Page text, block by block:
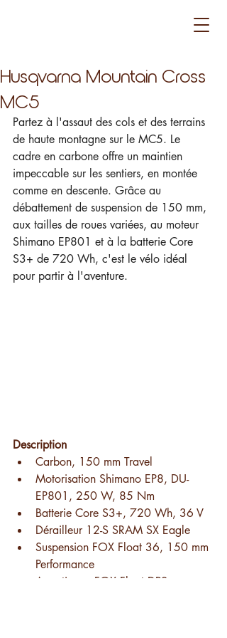
Husqvarna Mountain Cross
MC5
Partez à l'assaut des cols et des terrains
de haute montagne sur le MC5. Le
cadre en carbone offre un maintien
impeccable sur les sentiers, en montée
comme en descente. Grâce au
débattement de suspension de 150 mm,
aux tailles de roues variées, au moteur
Shimano EP801 et à la batterie Core
S3+ de 720 Wh, c'est le vélo idéal
pour partir à l'aventure.
Description
Carbon, 150 mm Travel
Motorisation Shimano EP8, DU-
EP801, 250 W, 85 Nm
Batterie Core S3+, 720 Wh, 36 V
Dérailleur 12-S SRAM SX Eagle
Suspension FOX Float 36, 150 mm
Performance
Amortisseur FOX Float DPS